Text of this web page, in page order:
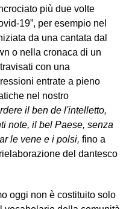
più due volte
19”, per esempio nel
da una cantata dal
o nella cronaca di un
con una
entrate a pieno
nel nostro
il ben de l'intelletto,
note, il bel Paese, senza
le vene e i polsi, fino a
del dantesco
oggi non è costituito solo